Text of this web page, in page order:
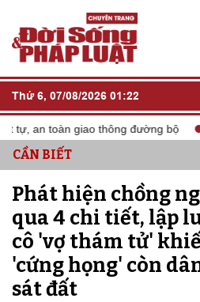
Thứ 6, 07/08/2026 01:22
toàn giao thông đường bộ
CẦN BIẾT
Phát hiện chồng
qua 4 chi tiết, lập
cô 'vợ thám tử'
'cứng họng' còn
sát đất